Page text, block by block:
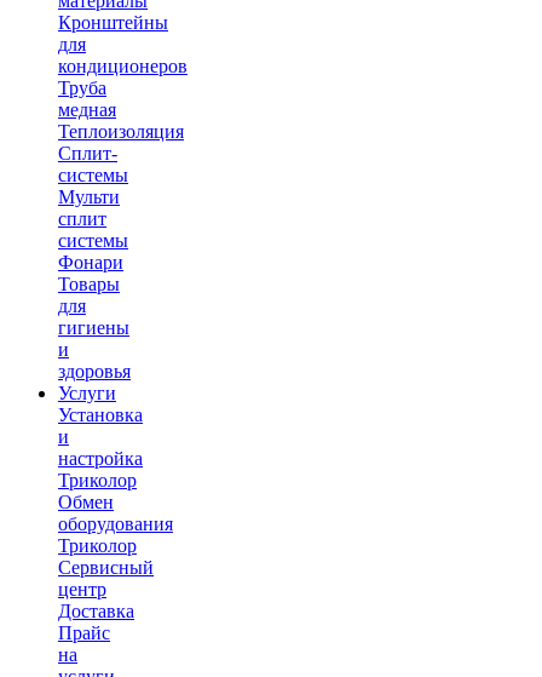
Кронштейны
для
кондиционеров
Труба
медная
Теплоизоляция
Сплит-
системы
Мульти
сплит
системы
Фонари
Товары
для
гигиены
и
здоровья
Услуги
Установка
и
настройка
Триколор
Обмен
оборудования
Триколор
Сервисный
центр
Доставка
Прайс
на